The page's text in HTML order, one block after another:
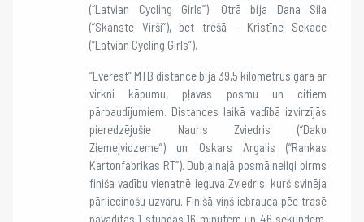
(“Latvian Cycling Girls”). Otrā bija Dana Sila
(“Skanste Virši”), bet trešā – Kristīne Sekace
(“Latvian Cycling Girls”).
“Everest” MTB distance bija 39,5 kilometrus gara ar
virkni kāpumu, pļavas posmu un citiem
pārbaudījumiem. Distances laikā vadībā izvirzījās
pieredzējušie Nauris Zviedris (“Dako
Ziemeļvidzeme”) un Oskars Ārgalis (“Rankas
Kartonfabrikas RT”). Dubļainajā posmā neilgi pirms
finiša vadību vienatnē ieguva Zviedris, kurš svinēja
pārliecinošu uzvaru. Finišā viņš iebrauca pēc trasē
pavadītas 1 stundas 16 minūtēm un 46 sekundēm.